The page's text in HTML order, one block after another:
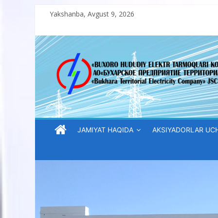
Skip
content
Yakshanba, Avgust 9, 2026
“Buxoro
hududiy
elektr
tarmoqlari
korxonasi”
“Buxoro
JAMIYAT HAQIDA AKSIYADORLAR